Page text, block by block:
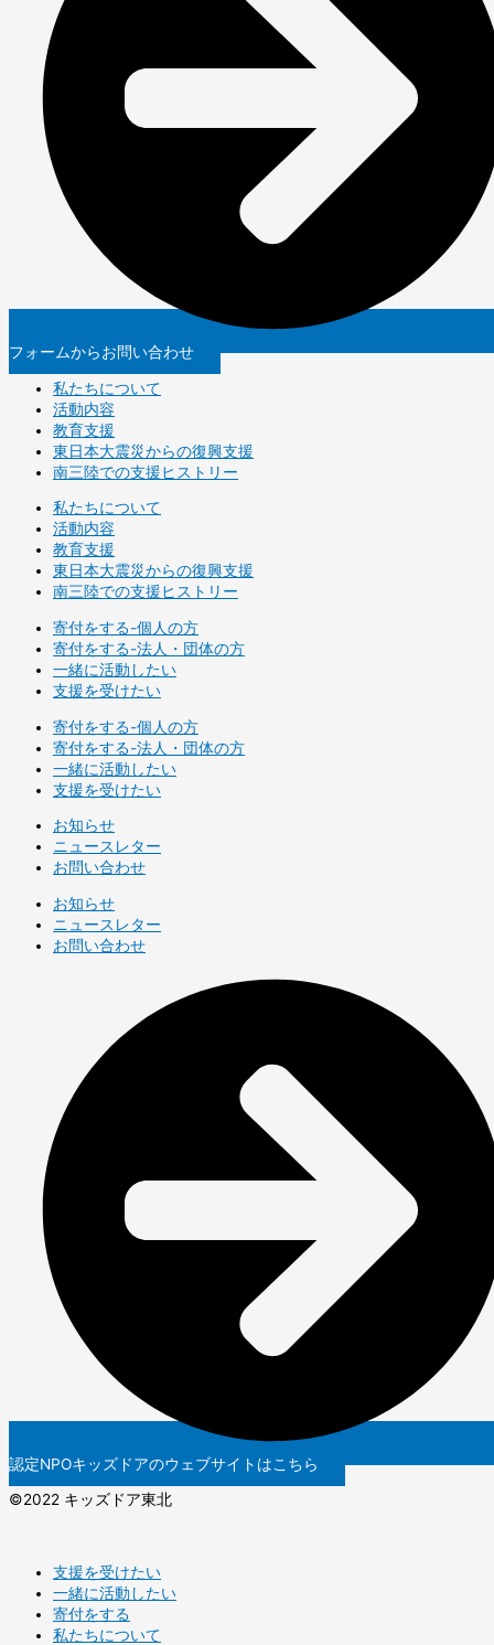
フォームからお問い合わせ
私たちについて
活動内容
教育支援
東日本大震災からの復興支援
南三陸での支援ヒストリー
私たちについて
活動内容
教育支援
東日本大震災からの復興支援
南三陸での支援ヒストリー
寄付をする-個人の方
寄付をする-法人・団体の方
一緒に活動したい
支援を受けたい
寄付をする-個人の方
寄付をする-法人・団体の方
一緒に活動したい
支援を受けたい
お知らせ
ニュースレター
お問い合わせ
お知らせ
ニュースレター
お問い合わせ
認定NPOキッズドアのウェブサイトはこちら
©️2022 キッズドア東北
支援を受けたい
一緒に活動したい
寄付をする
私たちについて